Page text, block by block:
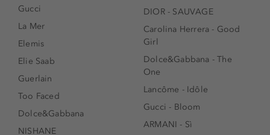
Gucci
La Mer
Elemis
Elie Saab
Guerlain
Too Faced
Dolce&Gabbana
NISHANE
DIOR - SAUVAGE
Carolina Herrera - Good
Girl
Dolce&Gabbana - The
One
Lancôme - Idôle
Gucci - Bloom
ARMANI - Sì